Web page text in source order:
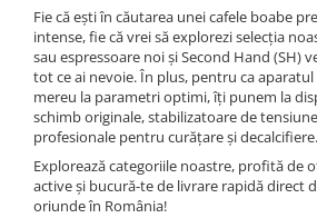
Fie că ești în căutarea unei cafele boabe
intense, fie că vrei să explorezi selecția
sau espressoare noi și Second Hand (SH)
tot ce ai nevoie. În plus, pentru ca
mereu la parametri optimi, îți punem la
schimb originale, stabilizatoare de
profesionale pentru curățare și decalcifiere.
Explorează categoriile noastre, profită de
active și bucură-te de livrare rapidă direct
oriunde în România!